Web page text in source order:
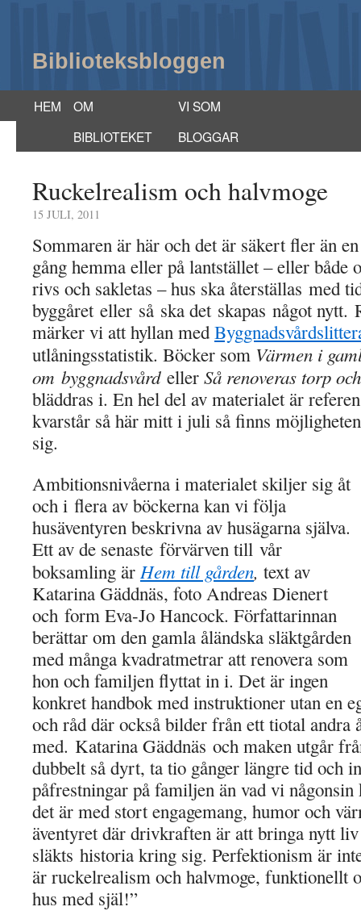
Biblioteksbloggen
HEM
OM
BIBLIOTEKET
VI SOM
BLOGGAR
Ruckelrealism och halvmoge
15 JULI, 2011
Sommaren är här och det är säkert fler än
gång hemma eller på lantstället – eller både
rivs och sakletas – hus ska återställas med
byggåret eller så ska det skapas något nytt.
märker vi att hyllan med
utlåningsstatistik. Böcker som Värmen i
om byggnadsvård eller Så renoveras torp
bläddras i. En hel del av materialet är
kvarstår så här mitt i juli så finns
sig.
Ambitionsnivåerna i materialet skiljer sig åt
och i flera av böckerna kan vi följa
husäventyren beskrivna av husägarna själva.
Ett av de senaste förvärven till vår
boksamling är Hem till gården, text av
Katarina Gäddnäs, foto Andreas Dienert
och form Eva-Jo Hancock. Författarinnan
berättar om den gamla åländska släktgården
med många kvadratmetrar att renovera som
hon och familjen flyttat in i. Det är ingen
konkret handbok med instruktioner utan en
och råd där också bilder från ett tiotal andra
med. Katarina Gäddnäs och maken utgår
dubbelt så dyrt, ta tio gånger längre tid och
påfrestningar på familjen än vad vi
det är med stort engagemang, humor och
äventyret där drivkraften är att bringa nytt
släkts historia kring sig. Perfektionism är
är ruckelrealism och halvmoge, funktionellt
hus med själ!”